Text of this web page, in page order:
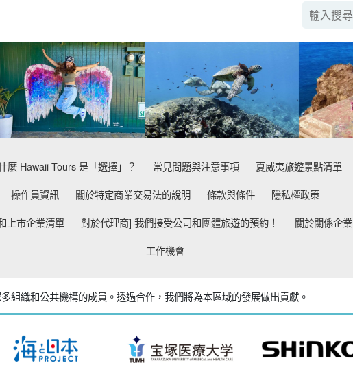
麼 Hawaii Tours 是「選擇」？ 常見問題與注意事項
夏威夷旅遊景點清單
操作員資訊
關於特定商業交易法的說明 條款與條件
隱私權政策
上市企業清單
對於代理商] 我們接受公司和團體旅遊的預約！
關於關係企業
工作機會
組織和公共機構的成員。透過合作，我們將為本區域的發展做出貢獻。